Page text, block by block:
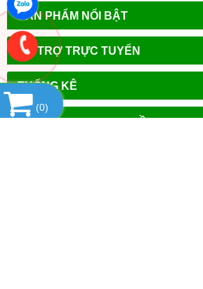
SẢN PHẨM NỔI BẬT
HỔ TRỢ TRỰC TUYẾN
THỐNG KÊ
(0)